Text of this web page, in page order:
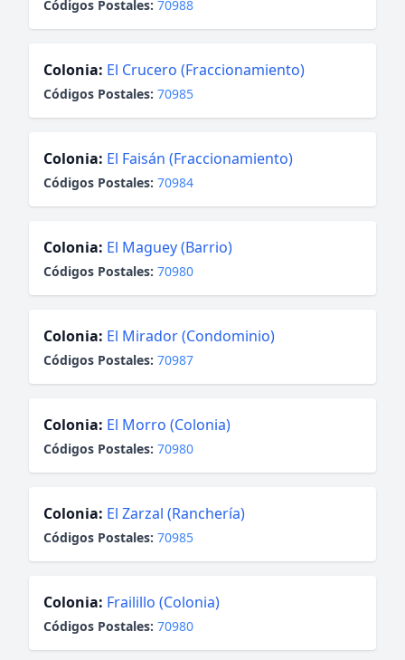
Códigos Postales: 70988
Colonia: El Crucero (Fraccionamiento)
Códigos Postales: 70985
Colonia: El Faisán (Fraccionamiento)
Códigos Postales: 70984
Colonia: El Maguey (Barrio)
Códigos Postales: 70980
Colonia: El Mirador (Condominio)
Códigos Postales: 70987
Colonia: El Morro (Colonia)
Códigos Postales: 70980
Colonia: El Zarzal (Ranchería)
Códigos Postales: 70985
Colonia: Frailillo (Colonia)
Códigos Postales: 70980